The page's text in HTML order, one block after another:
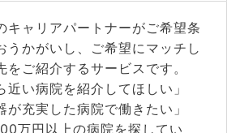
キャリアパートナーがご希望条
うかがいし、ご希望にマッチし
をご紹介するサービスです。
近い病院を紹介してほしい」
が充実した病院で働きたい」
万円以上の病院を探してい